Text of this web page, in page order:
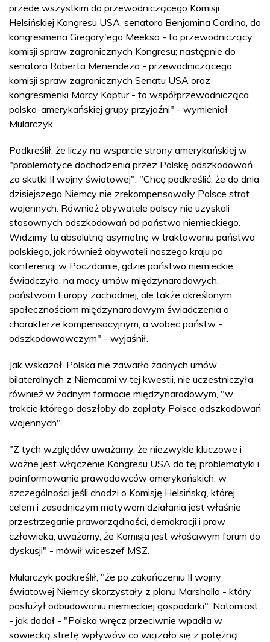
przede wszystkim do przewodniczącego Komisji
Helsińskiej Kongresu USA, senatora Benjamina Cardina, do
kongresmena Gregory'ego Meeksa - to przewodniczący
komisji spraw zagranicznych Kongresu; następnie do
senatora Roberta Menendeza - przewodniczącego
komisji spraw zagranicznych Senatu USA oraz
kongresmenki Marcy Kaptur - to współprzewodnicząca
polsko-amerykańskiej grupy przyjaźni" - wymieniał
Mularczyk.
Podkreślił, że liczy na wsparcie strony amerykańskiej w
"problematyce dochodzenia przez Polskę odszkodowań
za skutki II wojny światowej". "Chcę podkreślić, że do dnia
dzisiejszego Niemcy nie zrekompensowały Polsce strat
wojennych. Również obywatele polscy nie uzyskali
stosownych odszkodowań od państwa niemieckiego.
Widzimy tu absolutną asymetrię w traktowaniu państwa
polskiego, jak również obywateli naszego kraju po
konferencji w Poczdamie, gdzie państwo niemieckie
świadczyło, na mocy umów międzynarodowych,
państwom Europy zachodniej, ale także określonym
społecznościom międzynarodowym świadczenia o
charakterze kompensacyjnym, a wobec państw -
odszkodowawczym" - wyjaśnił.
Jak wskazał, Polska nie zawarła żadnych umów
bilateralnych z Niemcami w tej kwestii, nie uczestniczyła
również w żadnym formacie międzynarodowym, "w
trakcie którego doszłoby do zapłaty Polsce odszkodowań
wojennych".
"Z tych względów uważamy, że niezwykle kluczowe i
ważne jest włączenie Kongresu USA do tej problematyki i
poinformowanie prawodawców amerykańskich, w
szczególności jeśli chodzi o Komisję Helsińską, której
celem i zasadniczym motywem działania jest właśnie
przestrzeganie praworządności, demokracji i praw
człowieka; uważamy, że Komisja jest właściwym forum do
dyskusji" - mówił wiceszef MSZ.
Mularczyk podkreślił, "że po zakończeniu II wojny
światowej Niemcy skorzystały z planu Marshalla - który
posłużył odbudowaniu niemieckiej gospodarki". Natomiast
- jak dodał - "Polska wręcz przeciwnie wpadła w
sowiecką strefę wpływów co wiązało się z potężną